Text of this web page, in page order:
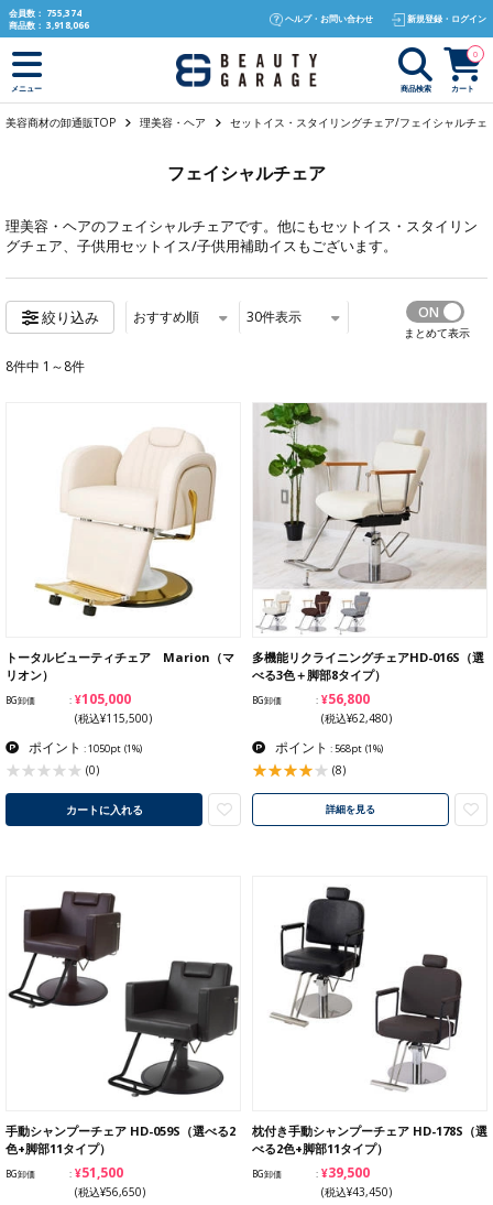
text.skipToContent
text.skipToNavigation
会員数： 755,374
商品数： 3,918,066
ヘルプ・お問い合わせ 新規登録・ログイン
メニュー 商品検索 カート
0
美容商材の卸通販TOP 理美容・ヘア セットイス・スタイリングチェア/フェイシャルチェ
フェイシャルチェア
理美容・ヘアのフェイシャルチェアです。他にもセットイス・スタイリン
グチェア、 子供用セットイス/子供用補助イスもございます。
絞り込み おすすめ順 30件表示
まとめて表示
8件中 1～8件
トータルビューティチェア Marion（マ
リオン）
BG卸価 ¥105,000
(税込¥115,500)
ポイント : 1050pt (1%)
(0)
カートに入れる
多機能リクライニングチェアHD-016S（選
べる3色＋脚部8タイプ）
BG卸価 ¥56,800
(税込¥62,480)
ポイント : 568pt (1%)
(8)
詳細を見る
手動シャンプーチェア HD-059S（選べる2
色+脚部11タイプ）
BG卸価 ¥51,500
(税込¥56,650)
枕付き手動シャンプーチェア HD-178S（選
べる2色+脚部11タイプ）
BG卸価 ¥39,500
(税込¥43,450)